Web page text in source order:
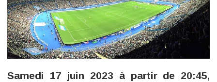
Samedi 17 juin 2023 à partir de 20:45,